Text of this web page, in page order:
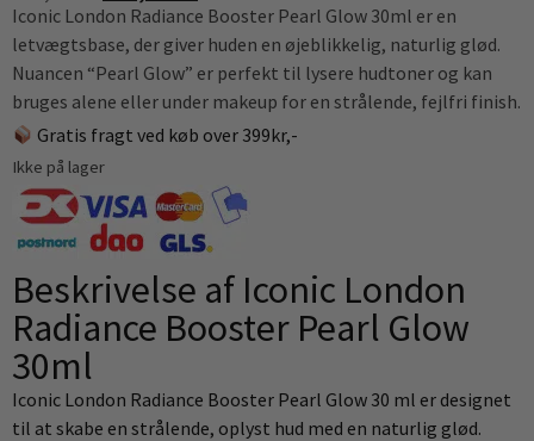
Iconic London Radiance Booster Pearl Glow 30ml er en
letvægtsbase, der giver huden en øjeblikkelig, naturlig glød.
Nuancen “Pearl Glow” er perfekt til lysere hudtoner og kan
bruges alene eller under makeup for en strålende, fejlfri finish.
Gratis fragt ved køb over 399kr,-
Ikke på lager
Beskrivelse af Iconic London
Radiance Booster Pearl Glow
30ml
Iconic London Radiance Booster Pearl Glow 30 ml er designet
til at skabe en strålende, oplyst hud med en naturlig glød.